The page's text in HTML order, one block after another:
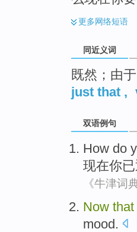
更多网络短语
同近义词
既然；由于
just that ,
双语例句
How do
现在你已
《牛津词
Now that
mood.